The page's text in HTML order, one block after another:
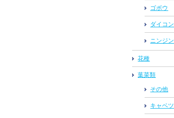
ゴボウ
ダイコン
ニンジン
花種
葉菜類
その他
キャベツ